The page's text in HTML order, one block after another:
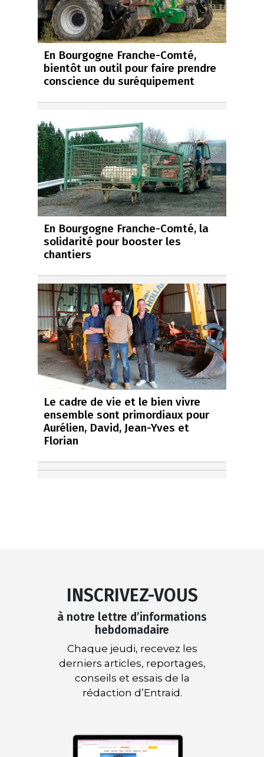
En Bourgogne Franche-Comté,
bientôt un outil pour faire prendre
conscience du suréquipement
En Bourgogne Franche-Comté, la
solidarité pour booster les
chantiers
Le cadre de vie et le bien vivre
ensemble sont primordiaux pour
Aurélien, David, Jean-Yves et
Florian
INSCRIVEZ-VOUS
à notre lettre d’informations
hebdomadaire
Chaque jeudi, recevez les
derniers articles, reportages,
conseils et essais de la
rédaction d’Entraid.